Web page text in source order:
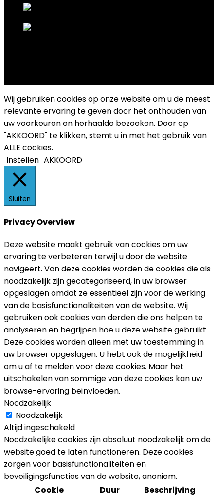
Wij gebruiken cookies op onze website om u de meest
relevante ervaring te geven door het onthouden van
uw voorkeuren en herhaalde bezoeken. Door op
"AKKOORD" te klikken, stemt u in met het gebruik van
ALLE cookies.
Instellen AKKOORD
Sluiten
Privacy Overview
Deze website maakt gebruik van cookies om uw
ervaring te verbeteren terwijl u door de website
navigeert. Van deze cookies worden de cookies die als
noodzakelijk zijn gecategoriseerd, in uw browser
opgeslagen omdat ze essentieel zijn voor de werking
van de basisfunctionaliteiten van de website. Wij
gebruiken ook cookies van derden die ons helpen te
analyseren en begrijpen hoe u deze website gebruikt.
Deze cookies worden alleen met uw toestemming in
uw browser opgeslagen. U hebt ook de mogelijkheid
om u af te melden voor deze cookies. Maar het
uitschakelen van sommige van deze cookies kan uw
browse-ervaring beïnvloeden.
Noodzakelijk
Noodzakelijk
Altijd ingeschakeld
Noodzakelijke cookies zijn absoluut noodzakelijk om de
website goed te laten functioneren. Deze cookies
zorgen voor basisfunctionaliteiten en
beveiligingsfuncties van de website, anoniem.
Cookie
Duur Beschrijving